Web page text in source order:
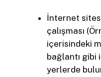
İnternet
çalışması
içerisindeki
bağlantı
yerlerde